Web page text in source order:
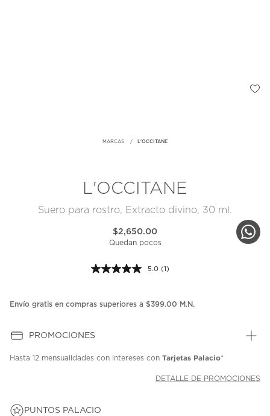
MARCAS L'OCCITANE
L'OCCITANE
Suero para rostro, Extracto divino, 30 ml.
$2,650.00
Quedan pocos
5.0 Lea
Enlace
(1)
Envío gratis en compras superiores a $399.00 M.N.
PROMOCIONES
Hasta 12 mensualidades con intereses con Tarjetas Palacio*
DETALLE DE PROMOCIONES
PUNTOS PALACIO